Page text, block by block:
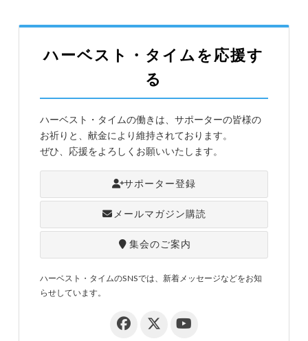
ハーベスト・タイムを応援す
る
ハーベスト・タイムの働きは、サポーターの皆様の
お祈りと、献金により維持されております。
ぜひ、応援をよろしくお願いいたします。
サポーター登録
メールマガジン購読
集会のご案内
ハーベスト・タイムのSNSでは、新着メッセージなどをお知
らせしています。